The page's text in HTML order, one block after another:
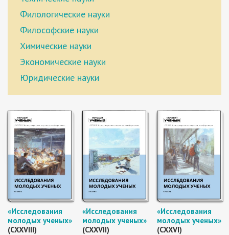
Филологические науки
Философские науки
Химические науки
Экономические науки
Юридические науки
«Исследования
молодых ученых»
(CXXVIII)
«Исследования
молодых ученых»
(CXXVII)
«Исследования
молодых ученых»
(CXXVI)